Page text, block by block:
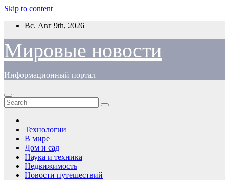
Skip to content
Вс. Авг 9th, 2026
Мировые новости
Информационный портал
Технологии
В мире
Дом и сад
Наука и техника
Недвижимость
Новости путешествий